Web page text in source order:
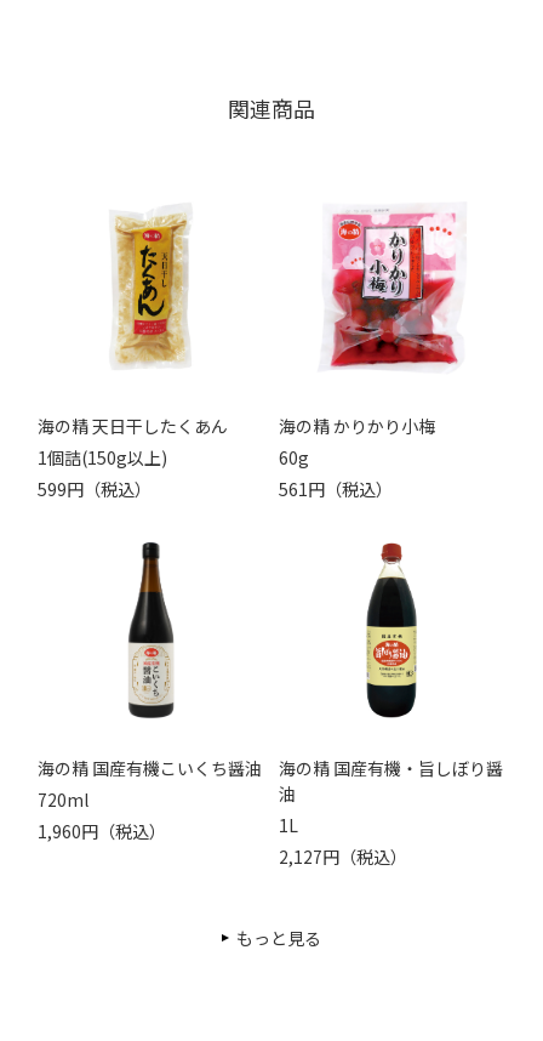
関連商品
海の精 天日干したくあん
1個詰(150g以上)
599円（税込）
海の精 かりかり小梅
60g
561円（税込）
海の精 国産有機こいくち醤油
720ml
1,960円（税込）
海の精 国産有機・旨しぼり醤
油
1L
2,127円（税込）
もっと見る